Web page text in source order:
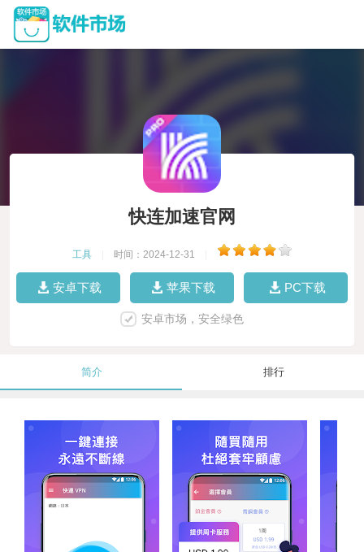
快连加速官网
工具 时间：2024-12-31
安卓下载 苹果下载 PC下载
安卓市场，安全绿色
简介 排行